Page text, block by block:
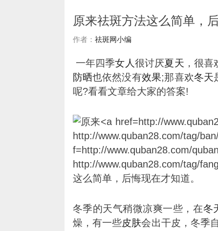
原来祛斑方法这么简单，
作者： 祛斑网小编
一年四季女人很讨厌夏天 ，很喜
防晒也依然没有效果;那喜欢冬天
呢?看看文章给大家的答案!
冬季的天气稍微凉爽一些，在冬
燥，有一些皮肤会出干皮，冬季